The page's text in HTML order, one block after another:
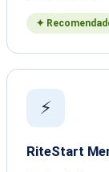
✦
⚡
RiteStart